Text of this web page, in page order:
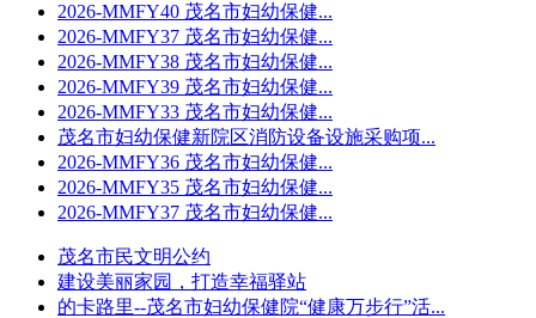
2026-MMFY40 茂名市妇幼保健...
2026-MMFY37 茂名市妇幼保健...
2026-MMFY38 茂名市妇幼保健...
2026-MMFY39 茂名市妇幼保健...
2026-MMFY33 茂名市妇幼保健...
茂名市妇幼保健新院区消防设备设施采购项...
2026-MMFY36 茂名市妇幼保健...
2026-MMFY35 茂名市妇幼保健...
2026-MMFY37 茂名市妇幼保健...
茂名市民文明公约
建设美丽家园，打造幸福驿站
的卡路里--茂名市妇幼保健院“健康万步行”活...